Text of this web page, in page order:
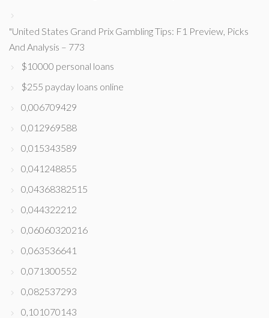
"United States Grand Prix Gambling Tips: F1 Preview, Picks
And Analysis – 773
$10000 personal loans
$255 payday loans online
0,006709429
0,012969588
0,015343589
0,041248855
0,04368382515
0,044322212
0,06060320216
0,063536641
0,071300552
0,082537293
0,101070143